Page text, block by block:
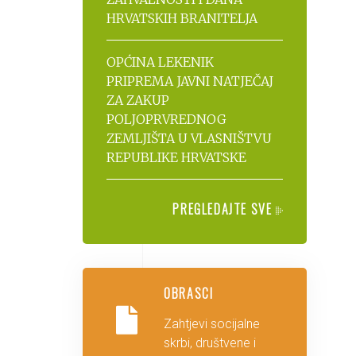
HRVATSKIH BRANITELJA
OPĆINA LEKENIK
PRIPREMA JAVNI NATJEČAJ
ZA ZAKUP
POLJOPRVREDNOG
ZEMLJIŠTA U VLASNIŠTVU
REPUBLIKE HRVATSKE
PREGLEDAJTE SVE
OBRASCI
Zahtjevi socijalne
skrbi, društvene i